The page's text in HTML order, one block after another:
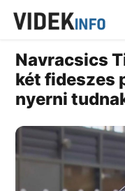
Navracsics
két fideszes
nyerni